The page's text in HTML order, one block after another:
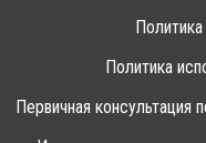
Политика
Первичная консультация